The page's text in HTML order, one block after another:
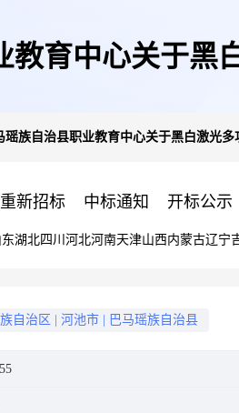
教育中心关于黑
瑶族自治县职业教育中心关于黑白激光
重新招标 中标通知 开标公示
湖北四川 河北河南天津山西内蒙古辽宁
自治区 河池市 巴马瑶族自治县